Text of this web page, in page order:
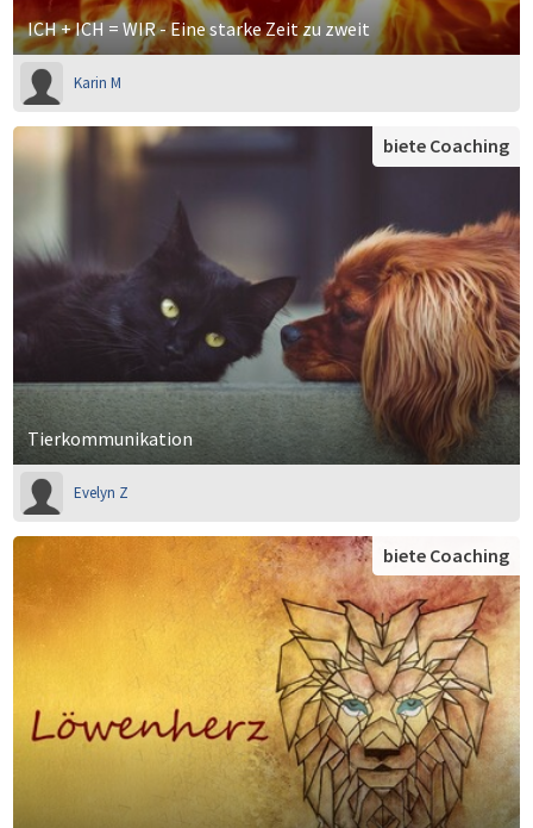
ICH + ICH = WIR - Eine starke Zeit zu zweit
Karin M
Tierkommunikation
biete Coaching
Evelyn Z
biete Coaching